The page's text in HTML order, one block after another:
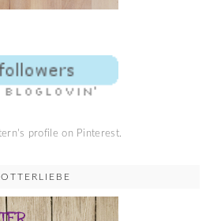
profile on Pinterest.